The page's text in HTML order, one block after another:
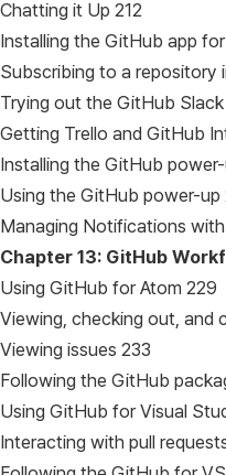
Chatting it Up 212
Installing the GitHub app
Subscribing to a repository
Trying out the GitHub
Getting Trello and GitHub
Installing the GitHub
Using the GitHub power-up
Managing Notifications
Chapter 13: GitHub
Using GitHub for Atom 229
Viewing, checking out, and
Viewing issues 233
Following the GitHub
Using GitHub for Visual
Interacting with pull